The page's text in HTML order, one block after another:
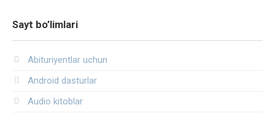
Sayt bo’limlari
Abituriyentlar uchun
Android dasturlar
Audio kitoblar